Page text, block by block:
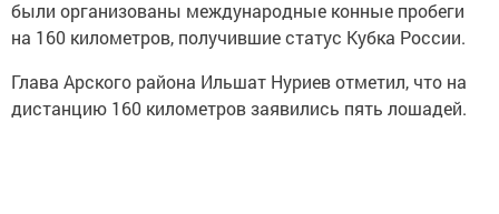
на 160 километров, получившие статус Кубка России.
Глава Арского района Ильшат Нуриев отметил, что на
дистанцию 160 километров заявились пять лошадей.